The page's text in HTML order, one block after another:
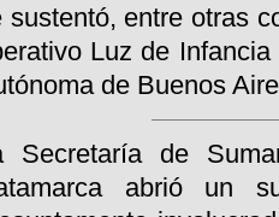
sustentó, entre otras
Luz de
de Buenos
Secretaría de
abrió un